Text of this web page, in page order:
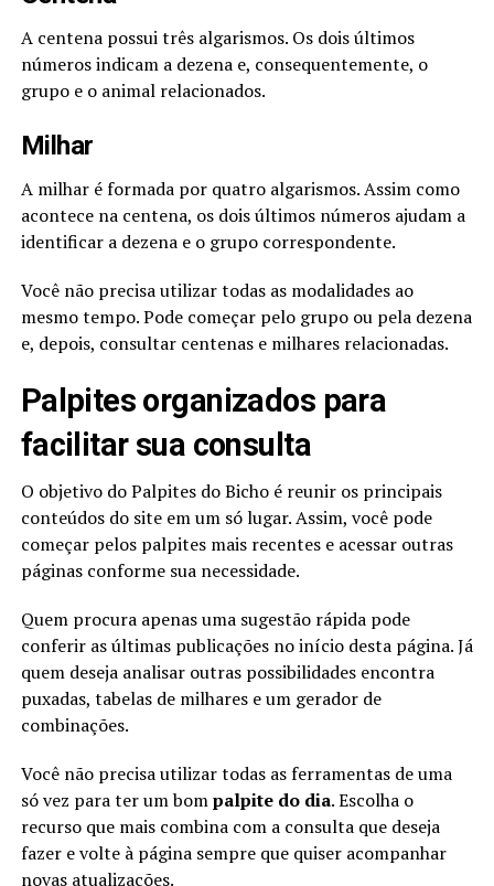
A centena possui três algarismos. Os dois últimos
números indicam a dezena e, consequentemente, o
grupo e o animal relacionados.
Milhar
A milhar é formada por quatro algarismos. Assim como
acontece na centena, os dois últimos números ajudam a
identificar a dezena e o grupo correspondente.
Você não precisa utilizar todas as modalidades ao
mesmo tempo. Pode começar pelo grupo ou pela dezena
e, depois, consultar centenas e milhares relacionadas.
Palpites organizados para
facilitar sua consulta
O objetivo do Palpites do Bicho é reunir os principais
conteúdos do site em um só lugar. Assim, você pode
começar pelos palpites mais recentes e acessar outras
páginas conforme sua necessidade.
Quem procura apenas uma sugestão rápida pode
conferir as últimas publicações no início desta página. Já
quem deseja analisar outras possibilidades encontra
puxadas, tabelas de milhares e um gerador de
combinações.
Você não precisa utilizar todas as ferramentas de uma
só vez para ter um bompalpite do dia. Escolha o
recurso que mais combina com a consulta que deseja
fazer e volte à página sempre que quiser acompanhar
novas atualizações.